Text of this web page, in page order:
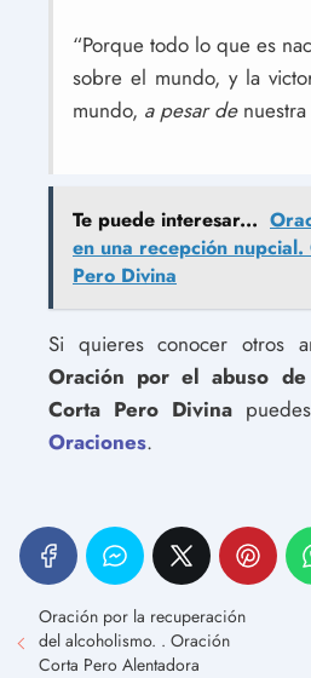
“Porque todo lo que es
sobre el mundo, y la
mundo, a pesar denuestra
Te puede interesar...
en una recepción
Pero Divina
Si quieres conocer otros
Oración por el abuso
Corta Pero Divina
Oraciones.
Oración por la recuperación
del alcoholismo. . Oración
Corta Pero Alentadora